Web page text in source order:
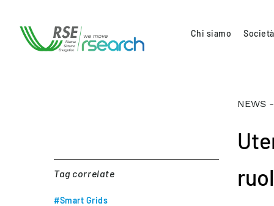
Chi siamo
Tag correlate
#Smart Grids
NEWS